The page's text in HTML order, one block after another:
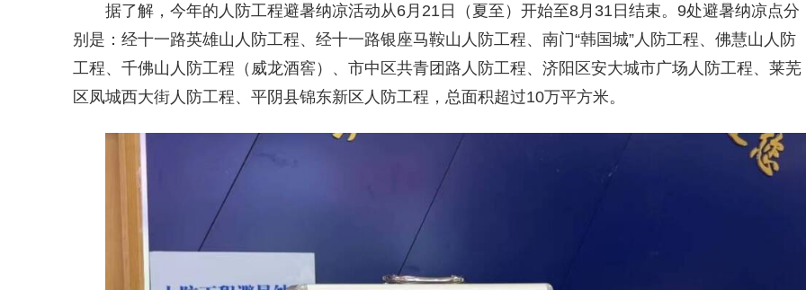
据了解，今年的人防工程避暑纳凉活动从6月21日（夏至）开始至8月31日结束。9处避暑纳凉点分
别是：经十一路英雄山人防工程、经十一路银座马鞍山人防工程、南门“韩国城”人防工程、佛慧山人防
工程、千佛山人防工程（威龙酒窖）、市中区共青团路人防工程、济阳区安大城市广场人防工程、莱芜
区凤城西大街人防工程、平阴县锦东新区人防工程，总面积超过10万平方米。